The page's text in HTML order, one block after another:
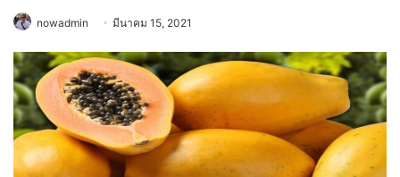
nowadmin มีนาคม 15, 2021